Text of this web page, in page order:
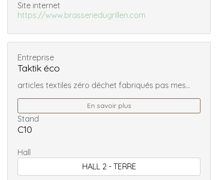
Site internet
https://www.brasseriedugrillen.com
Entreprise
Taktik éco
articles textiles zéro déchet fabriqués pas mes...
En savoir plus
Stand
C10
Hall
HALL 2 - TERRE